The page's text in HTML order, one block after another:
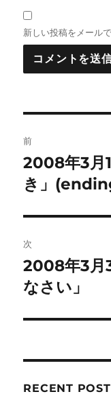
新しい投稿をメール
稿
ナ
ビ
ゲ
ー
シ
ン
前
前
の
稿:
2008年3月
き」
次
次
の
稿:
2008年3月
なさい」
RECENT POST